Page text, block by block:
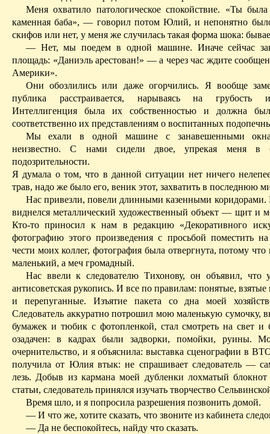
Меня охватило патологическое спокойствие. «Ты
каменная баба», — говорил потом Юлий, и непонятно
скифов или нет, у меня же случилась такая форма шока:
— Нет, мы поедем в одной машине. Иначе сейчас
площадь: «Даниэль арестован!» — а через час ждите
Америки».
Они обозлились или даже огорчились. Я вообще
публика расстраивается, нарываясь на грубость
Интеллигенция была их собственностью и должна
соответственно их представлениям о воспитанных
Мы ехали в одной машине с занавешенными
неизвестно. С нами сидели двое, упрекая меня в
подозрительности.
Я думала о том, что в данной ситуации нет ничего
трав, надо же было его, веник этот, захватить в последнюю
Нас привезли, повели длинными казенными коридорами.
виднелсяметаллический художественный объект — щит и
Кто‑то приносил к нам в редакцию «Декоративного
фотографию этого произведения с просьбой поместить
чести моих коллег, фотография была отвергнута, потому
маленький, а меч громадный.
Нас ввели к следователю Тихонову, он объявил, что
антисоветская рукопись. И все по правилам: понятые,
и перепуганные. Изъятие пакета со дна моей
Следователь аккуратнопотрошил мою маленькую сумочку,
бумажек и тюбик с фотопленкой, стал смотреть на свет и
озадачен: в кадрах были задворки, помойки, руины.
очернительство, и я объяснила: выставка сценографии в
получила от Юлия втык: не спрашивает следователь —
лезь. Добыв из кармана моей дубленки лохматый
статьи, следователь принялся изучать творчество
Время шло, и я попросила разрешения позвонить домой.
— И что же, хотите сказать, что звоните из кабинета
— Да не беспокойтесь, найду что сказать.